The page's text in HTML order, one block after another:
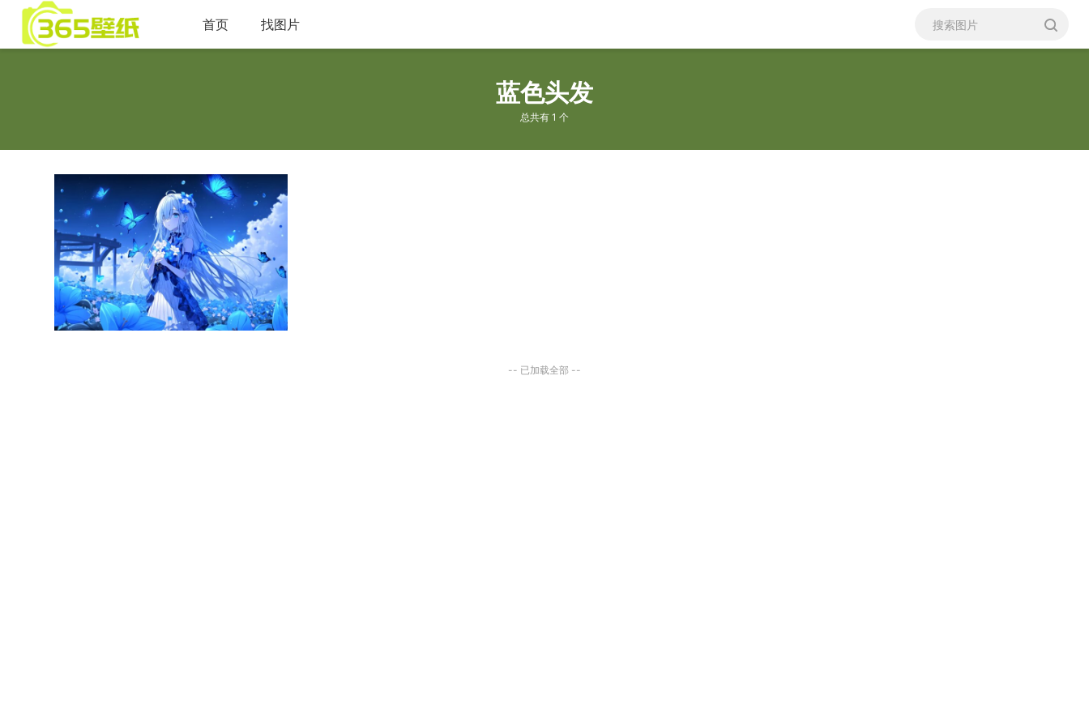
首页 找图片
蓝色头发
总共有 1 个
-- 已加载全部 --